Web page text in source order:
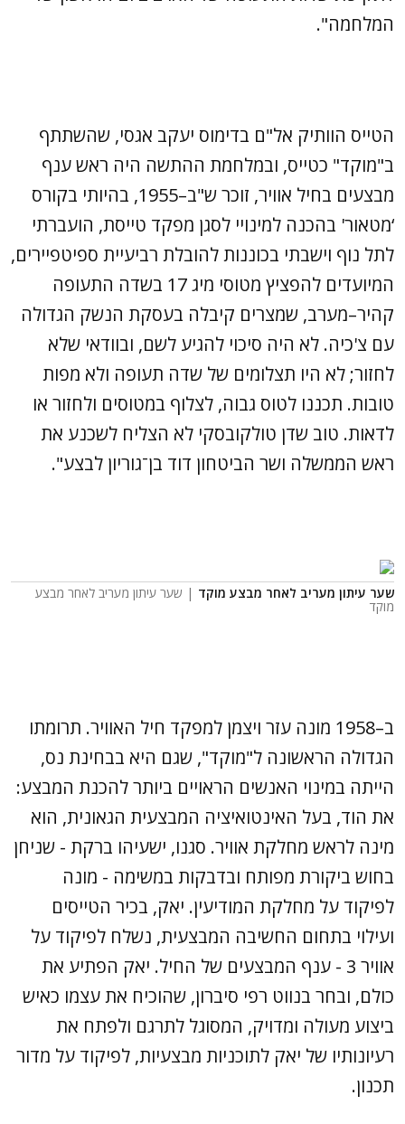
המלחמה".
הטייס הוותיק אל"ם בדימוס יעקב אגסי, שהשתתף
ב"מוקד" כטייס, ובמלחמת ההתשה היה ראש ענף
מבצעים בחיל אוויר, זוכר ש"ב–1955, בהיותי בקורס
‘מטאור' בהכנה למינויי לסגן מפקד טייסת, הועברתי
לתל נוף וישבתי בכוננות להובלת רביעיית ספיטפיירים,
המיועדים להפציץ מטוסי מיג 17 בשדה התעופה
קהיר–מערב, שמצרים קיבלה בעסקת הנשק הגדולה
עם צ'כיה. לא היה סיכוי להגיע לשם, ובוודאי שלא
לחזור; לא היו תצלומים של שדה תעופה ולא מפות
טובות. תכננו לטוס גבוה, לצלוף במטוסים ולחזור או
לדאות. טוב שדן טולקובסקי לא הצליח לשכנע את
ראש הממשלה ושר הביטחון דוד בן־גוריון לבצע".
שער עיתון מעריב לאחר מבצע מוקד | שער עיתון מעריב לאחר מבצע
מוקד
ב–1958 מונה עזר ויצמן למפקד חיל האוויר. תרומתו
הגדולה הראשונה ל"מוקד", שגם היא בבחינת נס,
הייתה במינוי האנשים הראויים ביותר להכנת המבצע:
את הוד, בעל האינטואיציה המבצעית הגאונית, הוא
מינה לראש מחלקת אוויר. סגנו, ישעיהו ברקת - שניחן
בחוש ביקורת מפותח ובדבקות במשימה - מונה
לפיקוד על מחלקת המודיעין. יאק, בכיר הטייסים
ועילוי בתחום החשיבה המבצעית, נשלח לפיקוד על
אוויר 3 - ענף המבצעים של החיל. יאק הפתיע את
כולם, ובחר בנווט רפי סיברון, שהוכיח את עצמו כאיש
ביצוע מעולה ומדויק, המסוגל לתרגם ולפתח את
רעיונותיו של יאק לתוכניות מבצעיות, לפיקוד על מדור
תכנון.